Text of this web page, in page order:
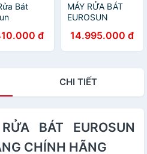
Bát
Chính Hãng
đ
MÁY RỬA BÁT
EUROSUN
HÀNG CHÍNH
HÃNG
14.995.000 đ
CHI TIẾT
BÁT EUROSUN
CHÍNH HÃNG